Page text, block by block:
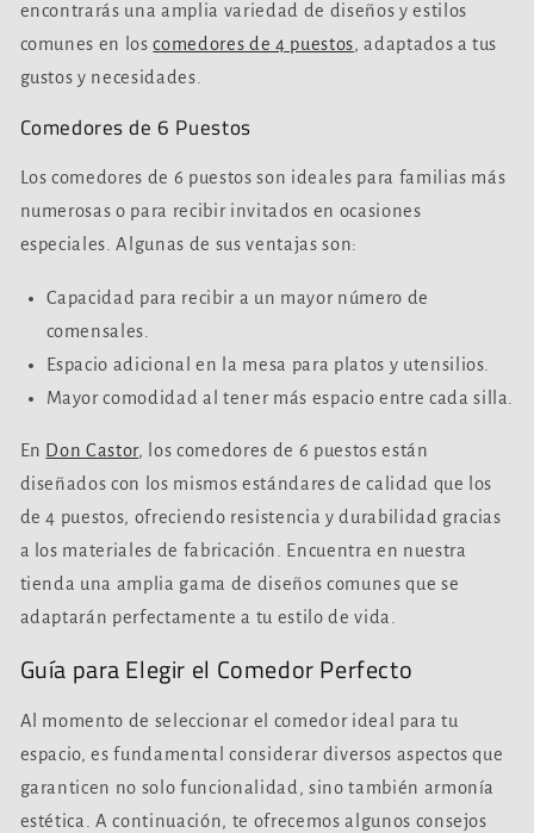
encontrarás una amplia variedad de diseños y estilos
comunes en loscomedores de 4 puestos, adaptados a tus
gustos y necesidades.
Comedores de 6 Puestos
Los comedores de 6 puestos son ideales para familias más
numerosas o para recibir invitados en ocasiones
especiales. Algunas de sus ventajas son:
Capacidad para recibir a un mayor número de
comensales.
Espacio adicional en la mesa para platos y utensilios.
Mayor comodidad al tener más espacio entre cada silla.
En Don Castor, los comedores de 6 puestos están
diseñados con los mismos estándares de calidad que los
de 4 puestos, ofreciendo resistencia y durabilidad gracias
a los materiales de fabricación. Encuentra en nuestra
tienda una amplia gama de diseños comunes que se
adaptarán perfectamente a tu estilo de vida.
Guía para Elegir el Comedor Perfecto
Al momento de seleccionar el comedor ideal para tu
espacio, es fundamental considerar diversos aspectos que
garanticen no solo funcionalidad, sino también armonía
estética. A continuación, te ofrecemos algunos consejos